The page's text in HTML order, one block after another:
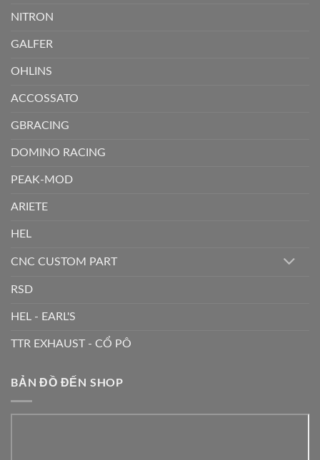
NITRON
GALFER
OHLINS
ACCOSSATO
GBRACING
DOMINO RACING
PEAK-MOD
ARIETE
HEL
CNC CUSTOM PART
RSD
HEL - EARL'S
TTR EXHAUST - CỔ PÔ
BẢN ĐỒ ĐẾN SHOP